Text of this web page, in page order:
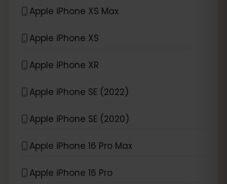
Apple iPhone XS Max
Apple iPhone XS
Apple iPhone XR
Apple iPhone SE (2022)
Apple iPhone SE (2020)
Apple iPhone 16 Pro Max
Apple iPhone 16 Pro